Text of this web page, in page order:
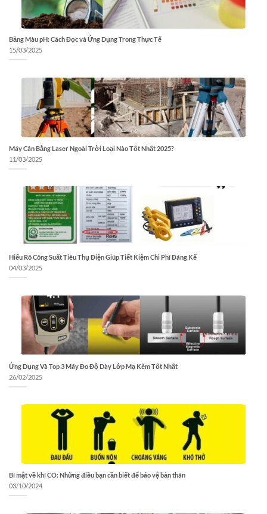
Bảng Màu pH: Cách Đọc và Ứng Dụng Trong Thực Tế
15/03/2025
Máy Cân Bằng Laser Ngoài Trời Loại Nào Tốt Nhất 2025?
11/03/2025
Hiểu Rõ Công Suất Tiêu Thụ Điện Giúp Tiết Kiệm Chi Phí Đáng Kể
04/03/2025
Ứng Dụng Và Top 3 Máy Đo Độ Dày Lớp Mạ Kẽm Tốt Nhất
26/02/2025
Bí mật về khí CO: Những điều bạn cần biết để bảo vệ bản thân
03/10/2024